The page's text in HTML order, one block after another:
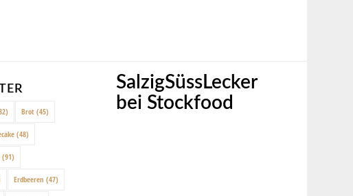
Brot (45)
(48)
(91)
Erdbeeren (47)
SalzigSüssLecker
bei Stockfood